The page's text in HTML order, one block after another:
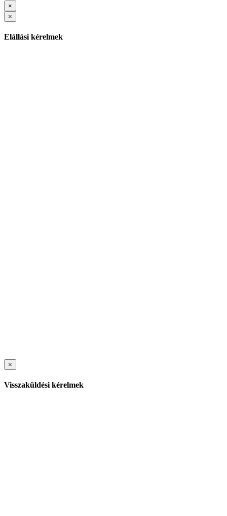
×
×
Elállási kérelmek
×
Visszaküldési kérelmek